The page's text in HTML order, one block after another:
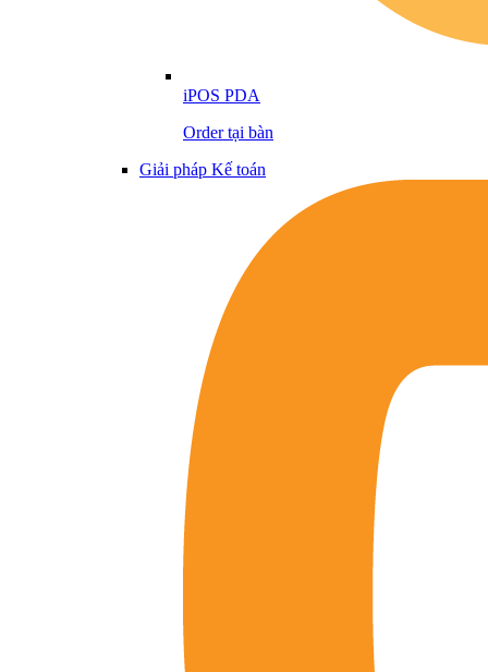
iPOS PDA
Order tại bàn
Giải pháp Kế toán